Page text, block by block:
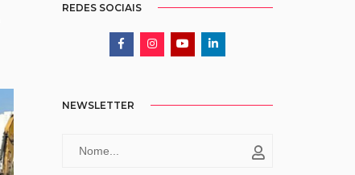
REDES SOCIAIS
NEWSLETTER